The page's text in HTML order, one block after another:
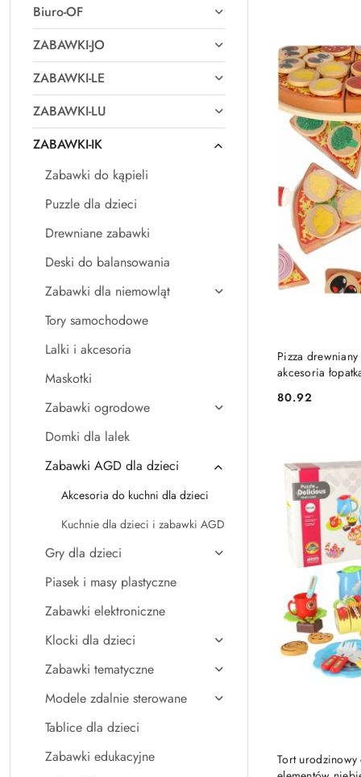
Biuro-OF
ZABAWKI-JO
ZABAWKI-LE
ZABAWKI-LU
ZABAWKI-IK
Zabawki do kąpieli
Puzzle dla dzieci
Drewniane zabawki
Deski do balansowania
Zabawki dla niemowląt
Tory samochodowe
Lalki i akcesoria
Maskotki
Zabawki ogrodowe
Domki dla lalek
Zabawki AGD dla dzieci
Akcesoria do kuchni dla dzieci
Kuchnie dla dzieci i zabawki AGD
Gry dla dzieci
Piasek i masy plastyczne
Zabawki elektroniczne
Klocki dla dzieci
Zabawki tematyczne
Modele zdalnie sterowane
Tablice dla dzieci
Zabawki edukacyjne
Pizza
akcesoria
Cena:
80.92
Tort